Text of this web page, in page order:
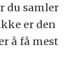
du samler
er den
å få mest